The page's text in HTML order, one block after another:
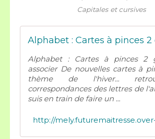
Capitales et cursives
Alphabet : Cartes à pinces 2
associer De nouvelles cartes à
thème de l'hiver...
correspondances des lettres de
suis en train de faire un ...